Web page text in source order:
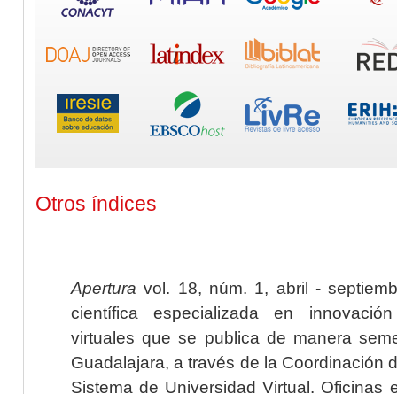
Otros índices
Apertura vol. 18, núm. 1, abril -
científica especializada en
virtuales que se publica de manera
Guadalajara, a través de la Coordinación
Sistema de Universidad Virtual. Oficinas